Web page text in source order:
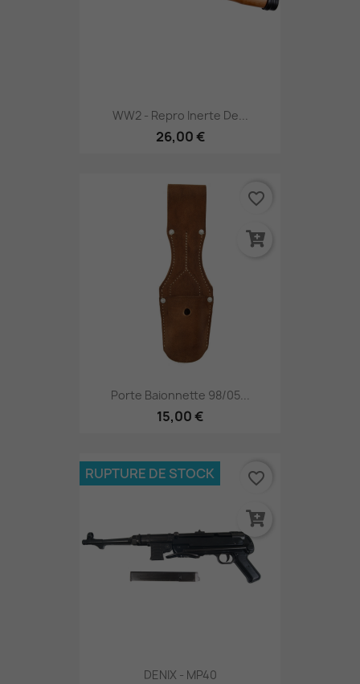
WW2 - Repro Inerte De...
26,00 €
Porte Baionnette 98/05...
15,00 €
favorite_border
DENIX - MP40
RUPTURE DE STOCK favorite_border